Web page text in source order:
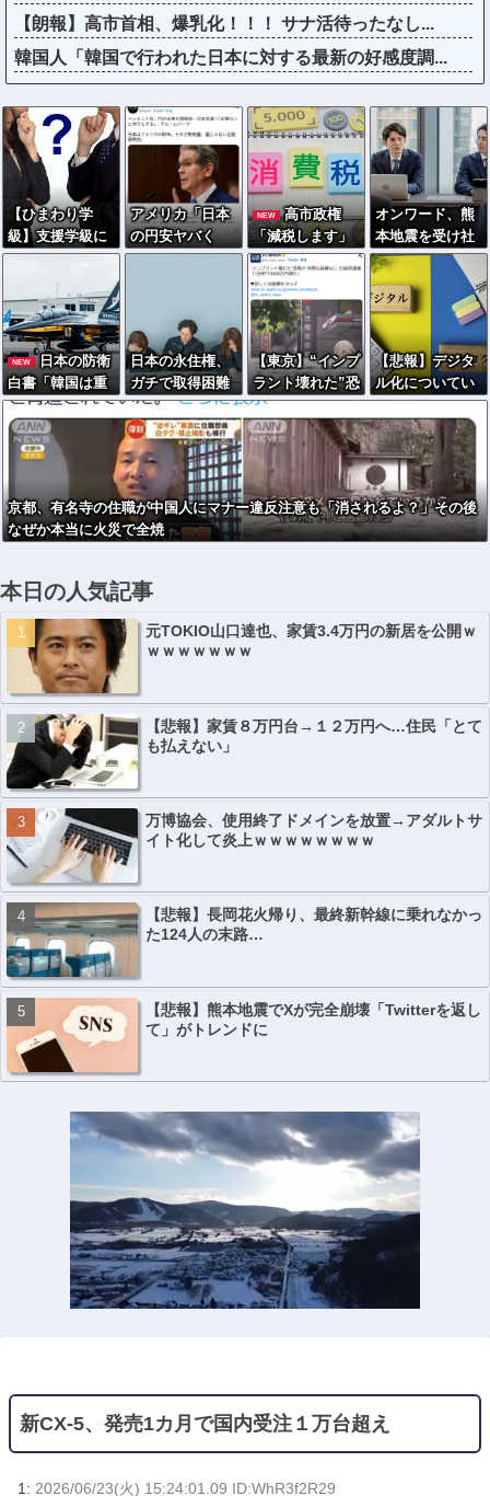
【朗報】高市首相、爆乳化！！！ サナ活待ったなし...
韓国人「韓国で行われた日本に対する最新の好感度調...
【ひまわり学
級】支援学級に
名前は必要なの
アメリカ「日本
の円安ヤバく
ね？アジア経済
NEW
高市政権
「減税します」
→財源「これか
ら考えます」
オンワード、熊
本地震を受け社
内ルールを大幅
変更
NEW
日本の防衛
白書「韓国は重
要な隣国」だと3
年連続で位置づ
け…韓国メディ
日本の永住権、
ガチで取得困難
へ…外国人「も
う日本は諦め
る」
【東京】“インプ
ラント壊れた”恐
喝か 実際は装着
なし 55歳男逮捕
「100件で4000
万円得た」
【悲報】デジタ
ル化についてい
けない人たち、
ガチで社会から
取り残され始め
る
京都、有名寺の住職が中国人にマナー違反注意も「消されるよ？」その後
なぜか本当に火災で全焼
本日の人気記事
元TOKIO山口達也、家賃3.4万円の新居を公開ｗ
ｗｗｗｗｗｗｗ
【悲報】家賃８万円台→１２万円へ…住民「とて
も払えない」
万博協会、使用終了ドメインを放置→アダルトサ
イト化して炎上ｗｗｗｗｗｗｗｗ
【悲報】長岡花火帰り、最終新幹線に乗れなかっ
た124人の末路…
【悲報】熊本地震でXが完全崩壊「Twitterを返し
て」がトレンドに
新CX-5、発売1カ月で国内受注１万台超え
1: 2026/06/23(火) 15:24:01.09 ID:WhR3f2R29